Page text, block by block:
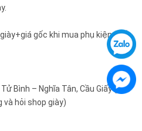
gốc khi mua phụ kiện ( tất,
Bình – Nghĩa Tân, Cầu Giấy ( gửi
và hỏi shop giày)